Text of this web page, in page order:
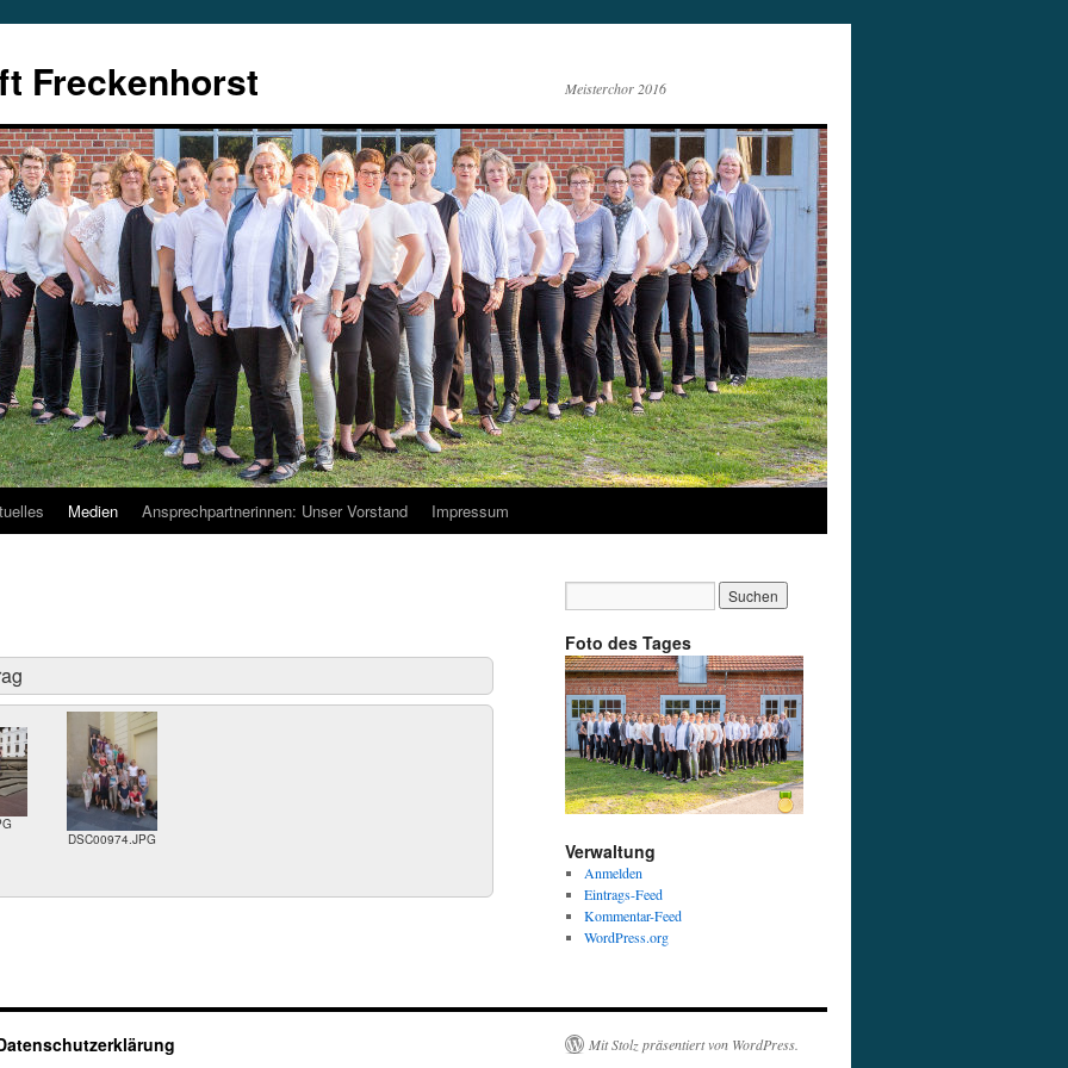
Freckenhorst Meisterchor 2016
Medien Ansprechpartnerinnen: Unser Vorstand Impressum
DSC00974.JPG
Foto des Tages
Verwaltung
Anmelden
Eintrags-Feed
Kommentar-Feed
WordPress.org
Mit Stolz präsentiert von WordPress.